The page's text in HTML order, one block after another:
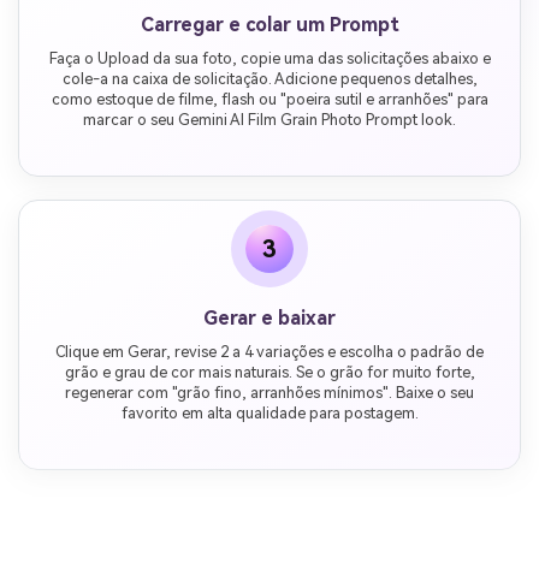
Carregar e colar um Prompt
Faça o Upload da sua foto, copie uma das solicitações abaixo e
cole-a na caixa de solicitação. Adicione pequenos detalhes,
como estoque de filme, flash ou "poeira sutil e arranhões" para
marcar o seu Gemini AI Film Grain Photo Prompt look.
3
Gerar e baixar
Clique em Gerar, revise 2 a 4 variações e escolha o padrão de
grão e grau de cor mais naturais. Se o grão for muito forte,
regenerar com "grão fino, arranhões mínimos". Baixe o seu
favorito em alta qualidade para postagem.